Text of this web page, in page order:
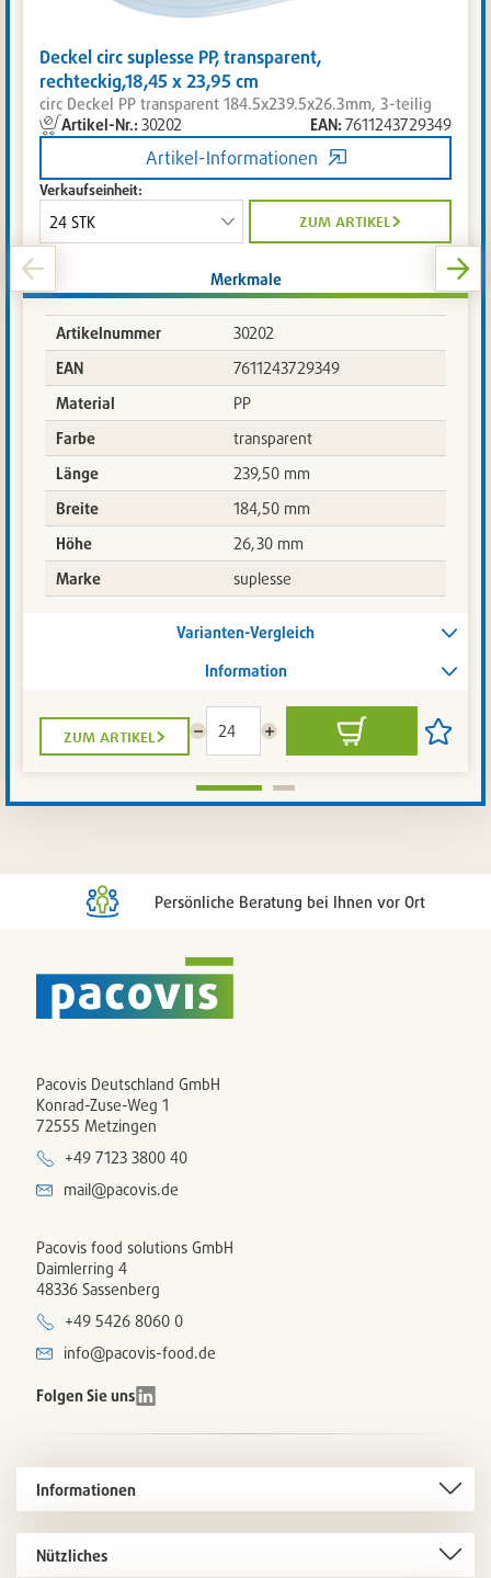
Deckel circ suplesse PP, transparent,
rechteckig,18,45 x 23,95 cm
circ Deckel PP transparent 184.5x239.5x26.3mm, 3-teilig
Artikel
auf
Anfrage.
Lieferzeit
circa
Arbeitstage.
Zuletzt
aktualisiert
am:
06.08.2026-
17:02:18
Artikel-Nr.:30202 EAN:7611243729349
Artikel-Informationen
Verkaufseinheit:
zum artikel
Merkmale
Artikelnummer
30202
EAN
7611243729349
Material
PP
Farbe
transparent
Länge
239,50 mm
Breite
184,50 mm
Höhe
26,30 mm
Marke
suplesse
Varianten-Vergleich
Information
zum artikel
Menge
reduzieren
Menge
erhöhen
In
den
Artikel
setzen
Persönliche Beratung bei Ihnen vor Ort
Pacovis Deutschland GmbH
Konrad-Zuse-Weg 1
72555 Metzingen
+49 7123 3800 40
mail@pacovis.de
Pacovis food solutions GmbH
Daimlerring 4
48336 Sassenberg
+49 5426 8060 0
info@pacovis-food.de
Folgen Sie uns
Informationen
Nützliches